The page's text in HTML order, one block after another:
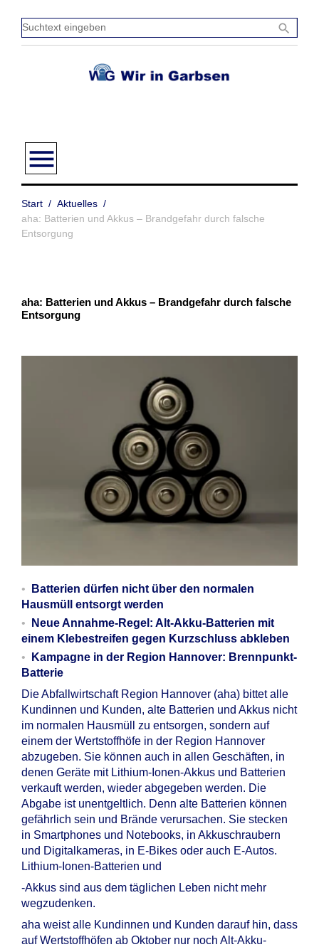
Inhalt
springen
search
menu
Start / Aktuelles /
aha: Batterien und Akkus – Brandgefahr durch falsche
Entsorgung
aha: Batterien und Akkus – Brandgefahr durch falsche
Entsorgung
Batterien dürfen nicht über den normalen
Hausmüll entsorgt werden
Neue Annahme-Regel: Alt-Akku-Batterien mit
einem Klebestreifen gegen Kurzschluss abkleben
Kampagne in der Region Hannover: Brennpunkt-
Batterie
Die Abfallwirtschaft Region Hannover (aha) bittet alle
Kundinnen und Kunden, alte Batterien und Akkus nicht
im normalen Hausmüll zu entsorgen, sondern auf
einem der Wertstoffhöfe in der Region Hannover
abzugeben. Sie können auch in allen Geschäften, in
denen Geräte mit Lithium-Ionen-Akkus und Batterien
verkauft werden, wieder abgegeben werden. Die
Abgabe ist unentgeltlich. Denn alte Batterien können
gefährlich sein und Brände verursachen. Sie stecken
in Smartphones und Notebooks, in Akkuschraubern
und Digitalkameras, in E-Bikes oder auch E-Autos.
Lithium-Ionen-Batterien und
-Akkus sind aus dem täglichen Leben nicht mehr
wegzudenken.
aha weist alle Kundinnen und Kunden darauf hin, dass
auf Wertstoffhöfen ab Oktober nur noch Alt-Akku-